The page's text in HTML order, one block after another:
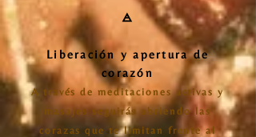
🜁
Liberación y apertura de
corazón
A través de meditaciones activas y
masajes seguirás abriendo las
corazas que te limitan frente al